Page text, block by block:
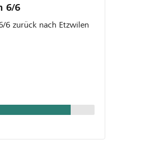
6/6
6 zurück nach Etzwilen